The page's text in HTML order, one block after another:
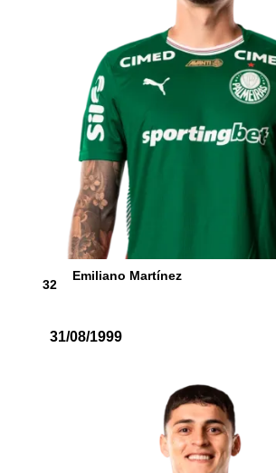
32
Emiliano Martínez
31/08/1999